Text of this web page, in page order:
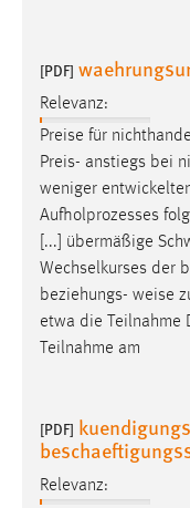
[PDF]
Relevanz:
Preise für
Preis- anstiegs bei
weniger
Aufholprozesses
[...] übermäßige
Wechselkurses der
beziehungs- weise
etwa die Teilnahme
Teilnahme am
[PDF]
Relevanz: